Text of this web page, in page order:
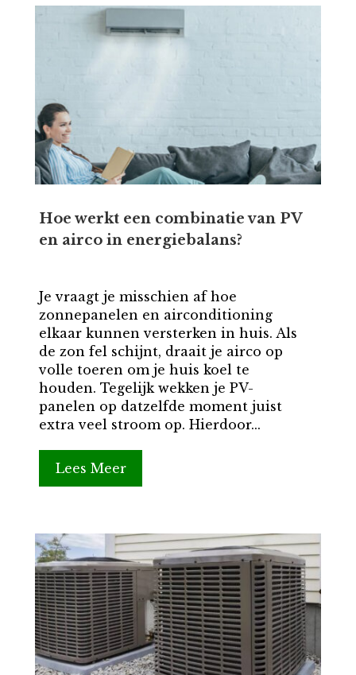
Hoe werkt een combinatie van PV
en airco in energiebalans?
Je vraagt je misschien af hoe
zonnepanelen en airconditioning
elkaar kunnen versterken in huis. Als
de zon fel schijnt, draait je airco op
volle toeren om je huis koel te
houden. Tegelijk wekken je PV-
panelen op datzelfde moment juist
extra veel stroom op. Hierdoor...
Lees Meer